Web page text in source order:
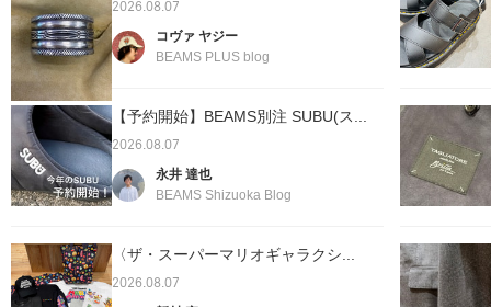
2026.08.07
コヴァ ヤジー
BEAMS PLUS blog
【予約開始】BEAMS別注 SUBU(ス...
2026.08.07
永井 達也
BEAMS Shizuoka Blog
〈ザ・スーパーマリオギャラクシ...
2026.08.07